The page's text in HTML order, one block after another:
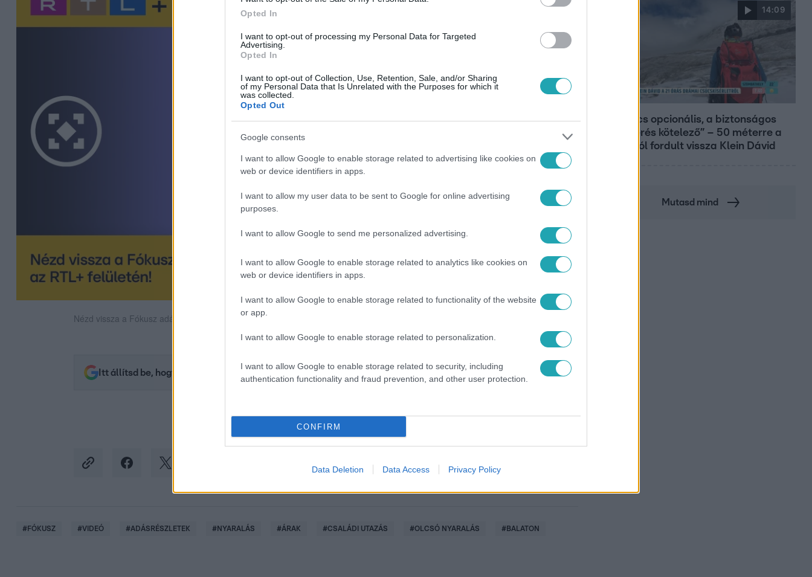
Opted In
I want to opt-out of processing my Personal Data for Targeted
Advertising.
Opted In
I want to opt-out of Collection, Use, Retention, Sale, and/or Sharing
of my Personal Data that Is Unrelated with the Purposes for which it
was collected.
Opted Out
Google consents
I want to allow Google to enable storage related to advertising like cookies on
web or device identifiers in apps.
I want to allow my user data to be sent to Google for online advertising
purposes.
I want to allow Google to send me personalized advertising.
I want to allow Google to enable storage related to analytics like cookies on
web or device identifiers in apps.
I want to allow Google to enable storage related to functionality of the website
or app.
I want to allow Google to enable storage related to personalization.
I want to allow Google to enable storage related to security, including
authentication functionality and fraud prevention, and other user protection.
CONFIRM
Data Deletion Data Access Privacy Policy
Nézd vissza a Fókusz adásait az RTL+-on!
Itt állítsd be, hogy az RTL.hu az elsők között legyen a Google-találatokban!
#FÓKUSZ #VIDEÓ #ADÁSRÉSZLETEK #NYARALÁS #ÁRAK #CSALÁDI UTAZÁS #OLCSÓ NYARALÁS #BALATON
14:09
„A csúcs opcionális, a biztonságos
hazatérés kötelező” – 50 méterre a
csúcstól fordult vissza Klein Dávid
Mutasd mind